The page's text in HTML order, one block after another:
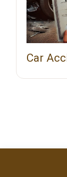
Car